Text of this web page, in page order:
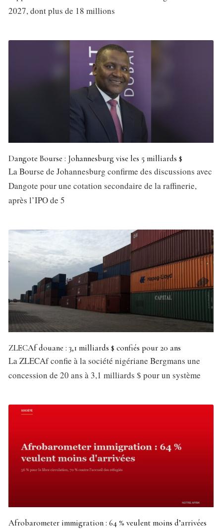
Le défi change désormais de dimension. Il ne s’agit plus
écrire l’histoire.
2027, dont plus de 18 millions
Dangote Bourse : Johannesburg vise les 5 milliards $
La Bourse de Johannesburg confirme des discussions avec
Dangote pour une cotation secondaire de la raffinerie,
après l’IPO de 5
ZLECAf douane : 3,1 milliards $ confiés pour 20 ans
La ZLECAf confie à la société nigériane Bergmans une
concession de 20 ans à 3,1 milliards $ pour un système
Afrobarometer immigration : 64 % veulent moins d’arrivées